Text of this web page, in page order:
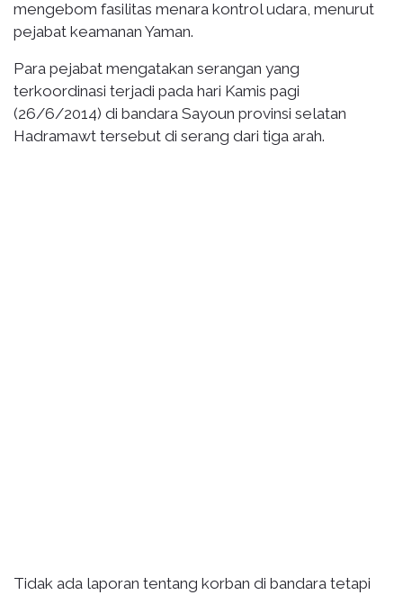
mengebom fasilitas menara kontrol udara, menurut
pejabat keamanan Yaman.
Para pejabat mengatakan serangan yang
terkoordinasi terjadi pada hari Kamis pagi
(26/6/2014) di bandara Sayoun provinsi selatan
Hadramawt tersebut di serang dari tiga arah.
Tidak ada laporan tentang korban di bandara tetapi